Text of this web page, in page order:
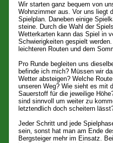
Wir starten ganz bequem von
Wohnzimmer aus. Vor uns liegt
Spielplan. Daneben einige
steine. Durch die Wahl der
Wetterkarten kann das Spiel in
Schwierigkeiten gespielt
leichteren Routen und dem
Pro Runde begleiten uns
befinde ich mich? Müssen wir
Wetter absteigen? Welche
unseren Weg? Wie sieht es mit
Sauerstoff für die jeweilige
sind sinnvoll um weiter zu
letztendlich doch scheitern
Jeder Schritt und jede
sein, sonst hat man am Ende
Bergsteiger mehr im Einsatz.